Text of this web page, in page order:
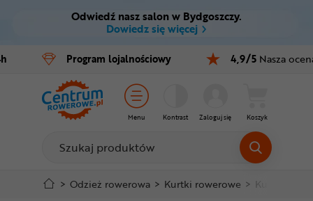
Ctrl M
Menu główne
Informacje o produkcie
Do koszyka
Szczegółowe informacje
Odwiedź nasz salon w Bydgoszczy.
Dowiedz się więcej
Program lojalnościowy 4,9/5 Nasza
Menu Kontrast Zaloguj się Koszyk
Rowery
E-bike
Części
Akcesoria
Odzież
> Odzież rowerowa > Kurtki rowerowe > Kurtki